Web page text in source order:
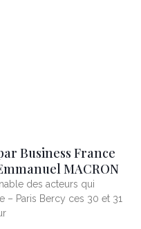
Business France
MACRON
des acteurs qui
– Paris Bercy ces 30 et 31